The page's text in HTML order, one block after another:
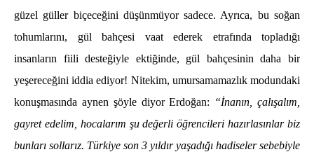
güzel güller biçeceğini düşünmüyor sadece. Ayrıca, bu soğan
tohumlarını, gül bahçesi vaat ederek etrafında topladığı
insanların fiili desteğiyle ektiğinde, gül bahçesinin daha bir
yeşereceğini iddia ediyor! Nitekim, umursamamazlık modundaki
konuşmasında aynen şöyle diyor Erdoğan: “İnanın, çalışalım,
gayret edelim, hocalarım şu değerli öğrencileri hazırlasınlar biz
bunları sollarız. Türkiye son 3 yıldır yaşadığı hadiseler sebebiyle